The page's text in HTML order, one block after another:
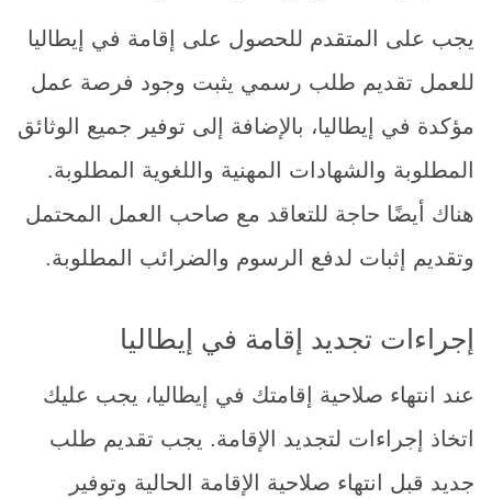
يجب على المتقدم للحصول على إقامة في إيطاليا
للعمل تقديم طلب رسمي يثبت وجود فرصة عمل
مؤكدة في إيطاليا، بالإضافة إلى توفير جميع الوثائق
المطلوبة والشهادات المهنية واللغوية المطلوبة.
هناك أيضًا حاجة للتعاقد مع صاحب العمل المحتمل
وتقديم إثبات لدفع الرسوم والضرائب المطلوبة.
إجراءات تجديد إقامة في إيطاليا
عند انتهاء صلاحية إقامتك في إيطاليا، يجب عليك
اتخاذ إجراءات لتجديد الإقامة. يجب تقديم طلب
جديد قبل انتهاء صلاحية الإقامة الحالية وتوفير